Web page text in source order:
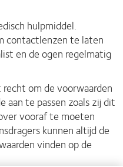
hulpmiddel.
contactlenzen te laten
en de ogen regelmatig
om de voorwaarden
aan te passen zoals zij dit
vooraf te moeten
kunnen altijd de
vinden op de